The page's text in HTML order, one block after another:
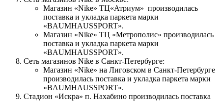
Магазин «Nike» ТЦ«Атриум» производилась
поставка и укладка паркета марки
«BAUMHAUSSPORT».
Магазин «Nike» ТЦ «Метрополис» производилась
поставка и укладка паркета марки
«BAUMHAUSSPORT».
Сеть магазинов Nike в Санкт-Петербурге:
Магазин «Nike» на Лиговском в Санкт-Петербурге
производилась поставка и укладка паркета марки
«BAUMHAUSSPORT».
Стадион «Искра» п. Нахабино производилась поставка